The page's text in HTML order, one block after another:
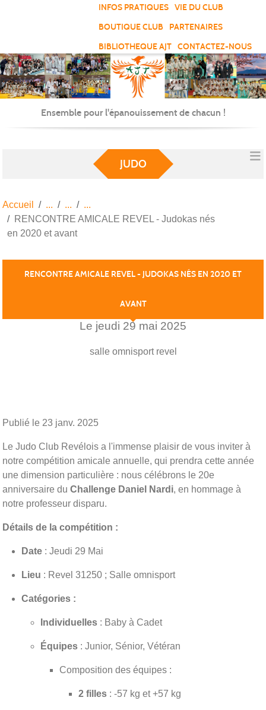
INFOS PRATIQUES
VIE DU CLUB
BOUTIQUE CLUB
PARTENAIRES
BIBLIOTHEQUE AJT
CONTACTEZ-NOUS
Ensemble pour l'épanouissement de chacun !
JUDO
Accueil
RENCONTRE AMICALE REVEL - Judokas nés
en 2020 et avant
RENCONTRE AMICALE REVEL - JUDOKAS NÉS EN 2020 ET
AVANT
Le jeudi 29 mai 2025
salle omnisport revel
Publié le 23 janv. 2025
Le Judo Club Revélois a l'immense plaisir de vous inviter à
notre compétition amicale annuelle, qui prendra cette année
une dimension particulière : nous célébrons le 20e
anniversaire du Challenge Daniel Nardi, en hommage à
notre professeur disparu.
Détails de la compétition :
Date : Jeudi 29 Mai
Lieu : Revel 31250 ; Salle omnisport
Catégories :
Individuelles : Baby à Cadet
Équipes : Junior, Sénior, Vétéran
Composition des équipes :
2 filles : -57 kg et +57 kg
Panneau de gestion des cookies